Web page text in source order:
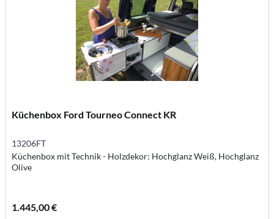
Küchenbox Ford Tourneo Connect KR
13206FT
Küchenbox mit Technik - Holzdekor: Hochglanz Weiß, Hochglanz
Olive
1.445,00 €